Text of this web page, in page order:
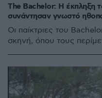
The Bachelor: Η έκπληξη
συνάντησαν γνωστό
Οι παίκτριες του
σκηνή, όπου τους